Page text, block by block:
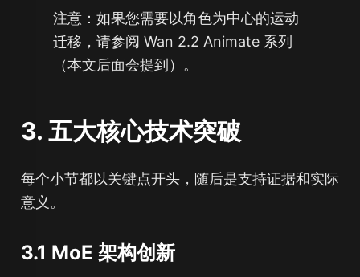
注意：如果您需要以角色为中心的运动
迁移，请参阅 Wan 2.2 Animate 系列
（本文后面会提到）。
3. 五大核心技术突破
每个小节都以关键点开头，随后是支持证据和实际
意义。
3.1 MoE 架构创新